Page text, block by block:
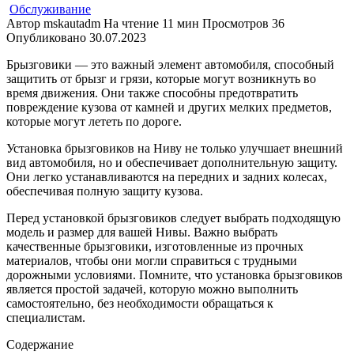
Обслуживание
Автор mskautadm На чтение 11 мин Просмотров 36
Опубликовано 30.07.2023
Брызговики — это важный элемент автомобиля, способный
защитить от брызг и грязи, которые могут возникнуть во
время движения. Они также способны предотвратить
повреждение кузова от камней и других мелких предметов,
которые могут лететь по дороге.
Установка брызговиков на Ниву не только улучшает внешний
вид автомобиля, но и обеспечивает дополнительную защиту.
Они легко устанавливаются на передних и задних колесах,
обеспечивая полную защиту кузова.
Перед установкой брызговиков следует выбрать подходящую
модель и размер для вашей Нивы. Важно выбрать
качественные брызговики, изготовленные из прочных
материалов, чтобы они могли справиться с трудными
дорожными условиями. Помните, что установка брызговиков
является простой задачей, которую можно выполнить
самостоятельно, без необходимости обращаться к
специалистам.
Содержание